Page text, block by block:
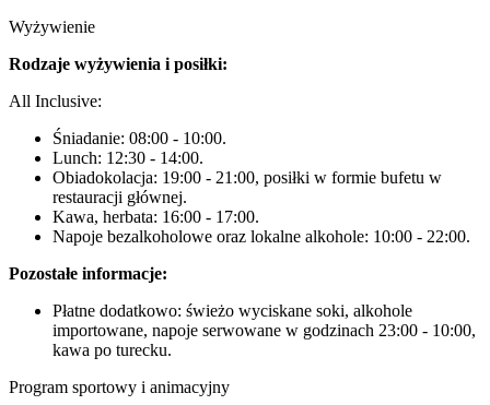
Wyżywienie
Rodzaje wyżywienia i posiłki:
All Inclusive:
Śniadanie: 08:00 - 10:00.
Lunch: 12:30 - 14:00.
Obiadokolacja: 19:00 - 21:00, posiłki w formie bufetu w
restauracji głównej.
Kawa, herbata: 16:00 - 17:00.
Napoje bezalkoholowe oraz lokalne alkohole: 10:00 - 22:00.
Pozostałe informacje:
Płatne dodatkowo: świeżo wyciskane soki, alkohole
importowane, napoje serwowane w godzinach 23:00 - 10:00,
kawa po turecku.
Program sportowy i animacyjny